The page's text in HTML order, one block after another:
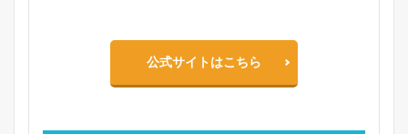
公式サイトはこちら